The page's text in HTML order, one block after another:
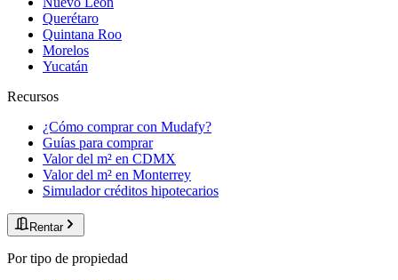
Querétaro
Quintana Roo
Morelos
Yucatán
Recursos
¿Cómo comprar con Mudafy?
Guías para comprar
Valor del m² en CDMX
Valor del m² en Monterrey
Simulador créditos hipotecarios
Rentar
Por tipo de propiedad